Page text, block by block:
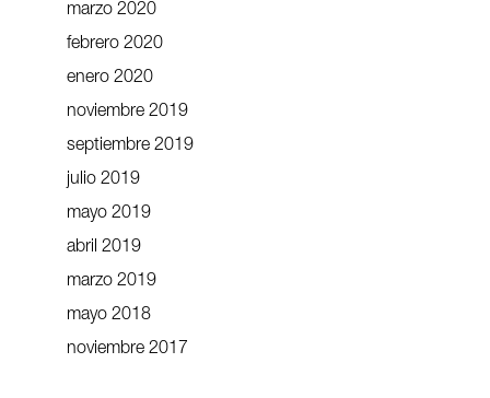
marzo 2020
febrero 2020
enero 2020
noviembre 2019
septiembre 2019
julio 2019
mayo 2019
abril 2019
marzo 2019
mayo 2018
noviembre 2017